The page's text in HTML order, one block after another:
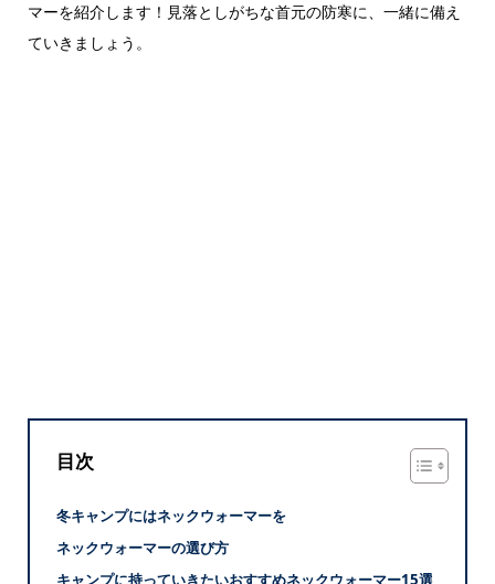
マーを紹介します！見落としがちな首元の防寒に、一緒に備え
ていきましょう。
目次
冬キャンプにはネックウォーマーを
ネックウォーマーの選び方
キャンプに持っていきたいおすすめネックウォーマー15選